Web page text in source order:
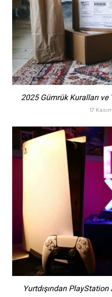
2025 Gümrük Kuralları ve
17
Yurtdışından PlayStation